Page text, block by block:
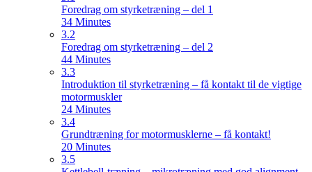
Foredrag om styrketræning – del 1
34 Minutes
3.2
Foredrag om styrketræning – del 2
44 Minutes
3.3
Introduktion til styrketræning – få kontakt til de vigtige
motormuskler
24 Minutes
3.4
Grundtræning for motormusklerne – få kontakt!
20 Minutes
3.5